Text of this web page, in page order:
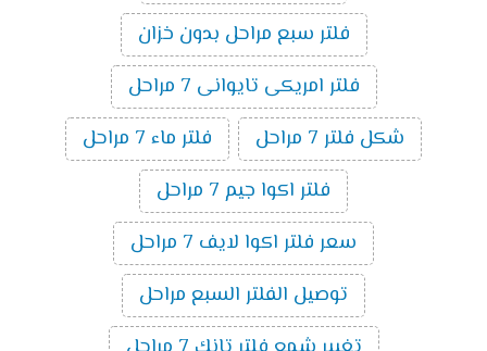
فلتر سبع مراحل بدون خزان
فلتر امريكى تايوانى 7 مراحل
شكل فلتر 7 مراحل
فلتر ماء 7 مراحل
فلتر اكوا جيم 7 مراحل
سعر فلتر اكوا لايف 7 مراحل
توصيل الفلتر السبع مراحل